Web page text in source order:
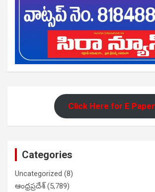
Click Here for E Paper
Categories
Uncategorized (8)
ఆంధ్రప్రదేశ్(5,789)